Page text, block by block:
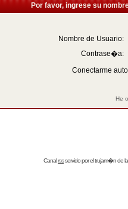
Por favor, ingrese su
Nombre de Usuario:
Contrase�a:
Conectarme
He
Canalrssservido por eltrujam�nde